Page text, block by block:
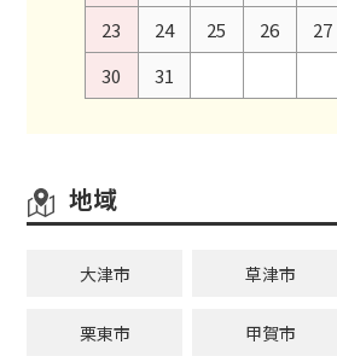
23
24 25 26 27
30
31
地域
大津市 草津市
栗東市 甲賀市